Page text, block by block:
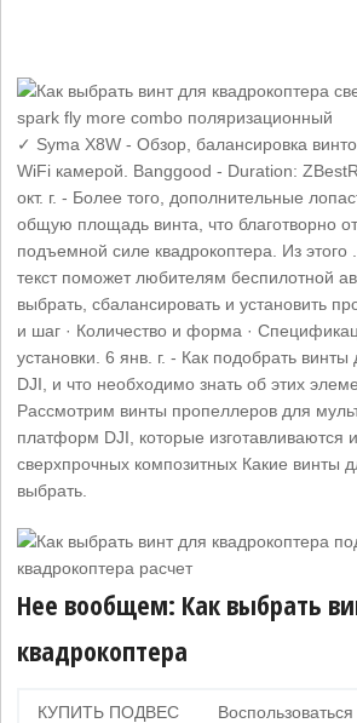
✓ Syma X8W - Обзор, балансировка
WiFi камерой. Banggood - Duration:
окт. г. - Более того, дополнительные
общую площадь винта, что благотворно
подъемной силе квадрокоптера. Из
текст поможет любителям беспилотной
выбрать, сбалансировать и установить
и шаг · ‎Количество и форма ·
установки. 6 янв. г. - Как подобрать винты
DJI, и что необходимо знать об этих
Рассмотрим винты пропеллеров для
платформ DJI, которые изготавливаются
сверхпрочных композитных Какие винты
выбрать.
Нее вообщем: Как выбрать
квадрокоптера
КУПИТЬ ПОДВЕС